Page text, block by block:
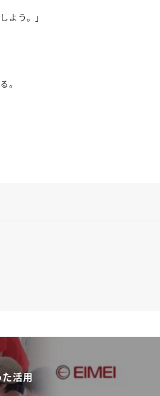
よう。」
。
活用